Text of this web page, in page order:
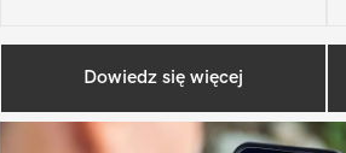
Dowiedz się więcej